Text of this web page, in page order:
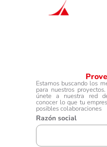
Estamos buscando los
para nuestros
únete a nuestra red
conocer lo que tu
posibles colaboraciones
Razón social